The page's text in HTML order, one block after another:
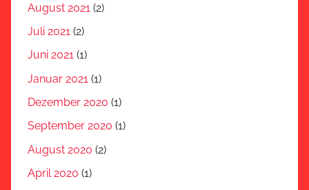
August 2021 (2)
Juli 2021 (2)
Juni 2021 (1)
Januar 2021 (1)
Dezember 2020 (1)
September 2020 (1)
August 2020 (2)
April 2020 (1)